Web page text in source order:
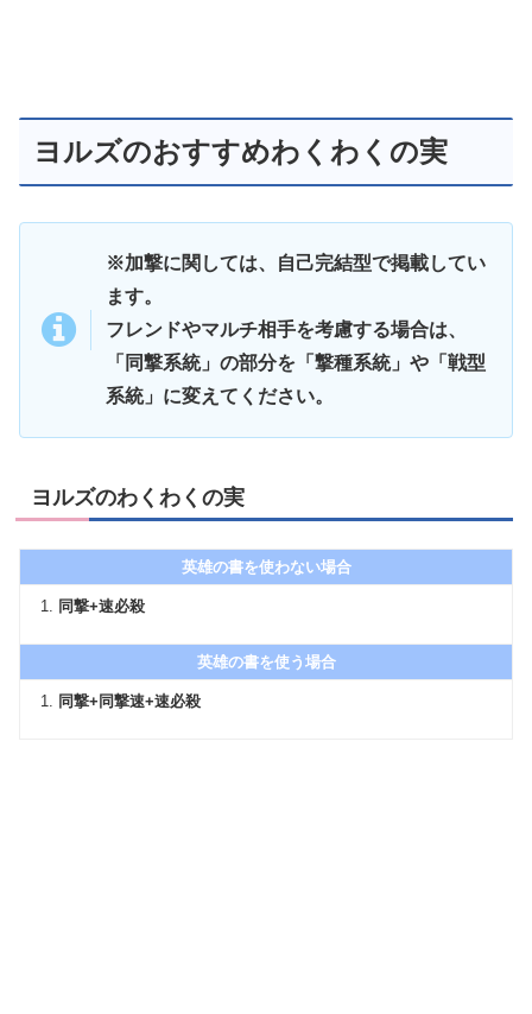
ヨルズのおすすめわくわくの実
※加撃に関しては、自己完結型で掲載してい
ます。
フレンドやマルチ相手を考慮する場合は、
「同撃系統」の部分を「撃種系統」や「戦型
系統」に変えてください。
ヨルズのわくわくの実
英雄の書を使わない場合
同撃+速必殺
英雄の書を使う場合
同撃+同撃速+速必殺